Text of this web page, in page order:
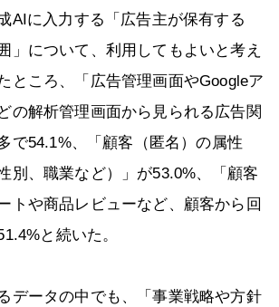
AIに入力する「広告主が保有する
」について、利用してもよいと考え
ところ、「広告管理画面やGoogleア
の解析管理画面から見られる広告関
で54.1%、「顧客（匿名）の属性
別、職業など）」が53.0%、「顧客
トや商品レビューなど、顧客から回
と続いた。
データの中でも、「事業戦略や方針